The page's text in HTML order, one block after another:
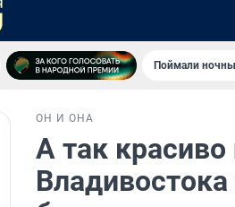
Поймали
ОН И ОНА
А так